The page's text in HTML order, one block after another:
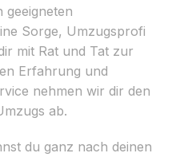
geeigneten
Sorge, Umzugsprofi
mit Rat und Tat zur
Erfahrung und
nehmen wir dir den
ab.
du ganz nach deinen